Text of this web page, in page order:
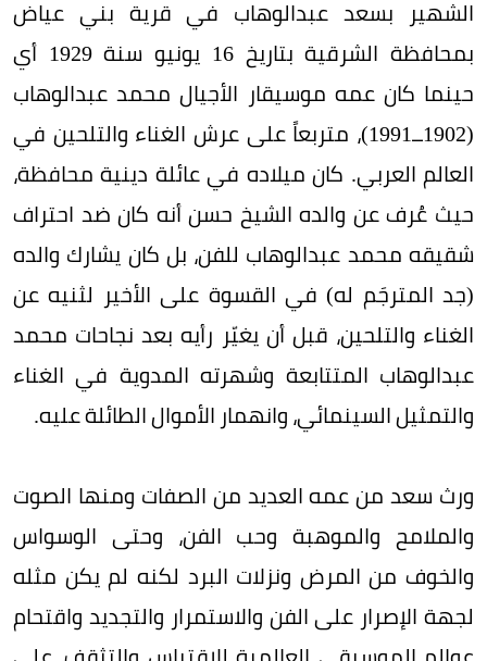
الشهير بسعد عبدالوهاب في قرية بني عياض
بمحافظة الشرقية بتاريخ 16 يونيو سنة 1929 أي
حينما كان عمه موسيقار الأجيال محمد عبدالوهاب
(1902ــ1991)، متربعاً على عرش الغناء والتلحين في
العالم العربي. كان ميلاده في عائلة دينية محافظة،
حيث عُرف عن والده الشيخ حسن أنه كان ضد احتراف
شقيقه محمد عبدالوهاب للفن، بل كان يشارك والده
(جد المترجَم له) في القسوة على الأخير لثنيه عن
الغناء والتلحين، قبل أن يغيّر رأيه بعد نجاحات محمد
عبدالوهاب المتتابعة وشهرته المدوية في الغناء
والتمثيل السينمائي، وانهمار الأموال الطائلة عليه.
ورث سعد من عمه العديد من الصفات ومنها الصوت
والملامح والموهبة وحب الفن، وحتى الوسواس
والخوف من المرض ونزلات البرد لكنه لم يكن مثله
لجهة الإصرار على الفن والاستمرار والتجديد واقتحام